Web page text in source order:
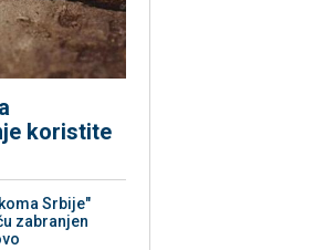
koristite
Srbije"
zabranjen